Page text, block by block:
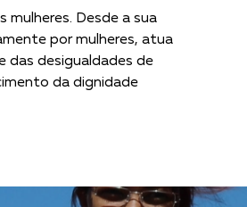
Desde a sua
por mulheres, atua
das desigualdades de
da dignidade